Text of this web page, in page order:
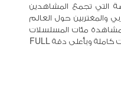
التي تجمع المشاهدين
والمغتربين حول العالم
مئات المسلسلات
والأعمال العربية الحصرية عبر الانترنت كاملة وبأعلى دقة FULL